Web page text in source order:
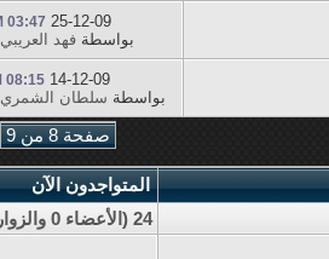
25-12-09
03:47 AM
بواسطة فهد العريبي
14-12-09
08:15 PM
بواسطة سلطان الشمري
صفحة 8 من 9
المتواجدون الآن
24 (الأعضاء 0 والزوار 24)